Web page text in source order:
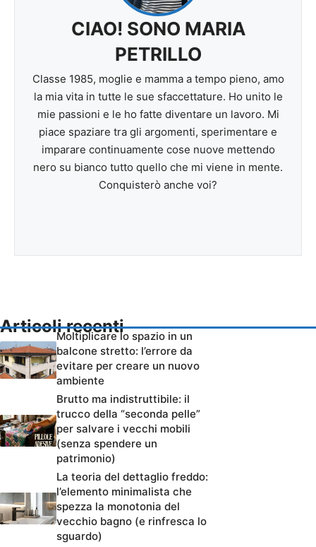
CIAO! SONO MARIA
PETRILLO
Classe 1985, moglie e mamma a tempo pieno, amo
la mia vita in tutte le sue sfaccettature. Ho unito le
mie passioni e le ho fatte diventare un lavoro. Mi
piace spaziare tra gli argomenti, sperimentare e
imparare continuamente cose nuove mettendo
nero su bianco tutto quello che mi viene in mente.
Conquisterò anche voi?
Articoli recenti
Moltiplicare lo spazio in un
balcone stretto: l’errore da
evitare per creare un nuovo
ambiente
Brutto ma indistruttibile: il
trucco della “seconda pelle”
per salvare i vecchi mobili
(senza spendere un
patrimonio)
La teoria del dettaglio freddo:
l’elemento minimalista che
spezza la monotonia del
vecchio bagno (e rinfresca lo
sguardo)